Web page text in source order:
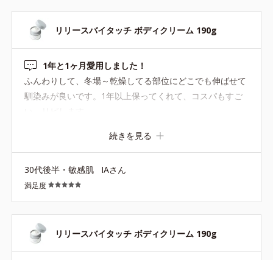
リリースバイタッチ ボディクリーム 190g
1年と1ヶ月愛用しました！
ふんわりして、冬場～乾燥してる部位にどこでも伸ばせて
馴染みが良いです。1年以上保ってくれて、コスパもすご
続きを見る
30代後半・敏感肌 IAさん
満足度
リリースバイタッチ ボディクリーム 190g